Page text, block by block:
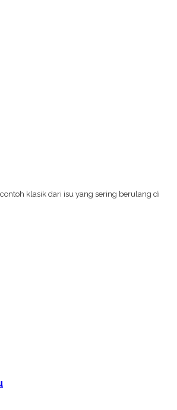
klasik dari isu yang sering berulang di